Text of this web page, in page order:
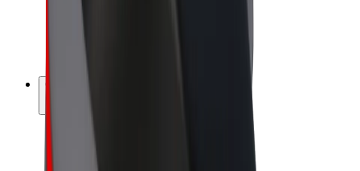
Bolt for Business
Gūsti ieņēmumus ar Bolt
Autovadītāja ieņēmumi